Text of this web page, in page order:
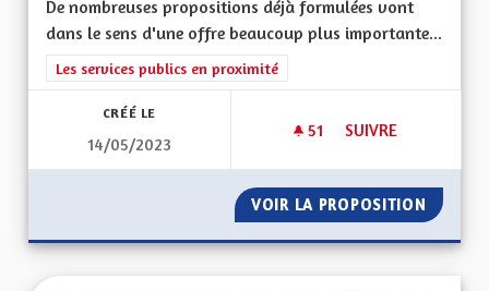
De nombreuses propositions déjà formulées vont
dans le sens d'une offre beaucoup plus importante...
Filtrer les résultats de la catégorie : Les services publics en
Les services publics en proximité
CRÉÉ LE
14/05/2023
51 51 ABONNÉS
SUIVRE
VOIR LA PROPOSITION